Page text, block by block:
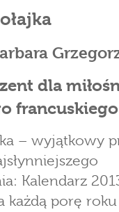
dla
– wyjątkowy
Kalendarz
każdą porę